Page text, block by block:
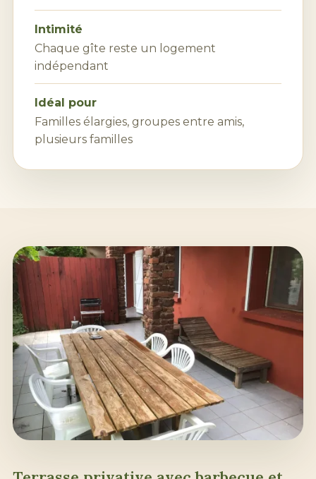
Intimité
Chaque gîte reste un logement
indépendant
Idéal pour
Familles élargies, groupes entre amis,
plusieurs familles